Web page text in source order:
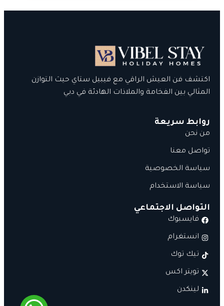
اكتشف فن العيش الراقي مع فيبيل ستاي حيث التوازن
المثالي بين الفخامة والملاذات الهادئة في دبي
روابط سريعة
من نحن
تواصل معنا
سياسة الخصوصية
سياسة الاستخدام
التواصل الاجتماعي
فايسبوك
انستغرام
تيك توك
تويتر اكس
لينكدن